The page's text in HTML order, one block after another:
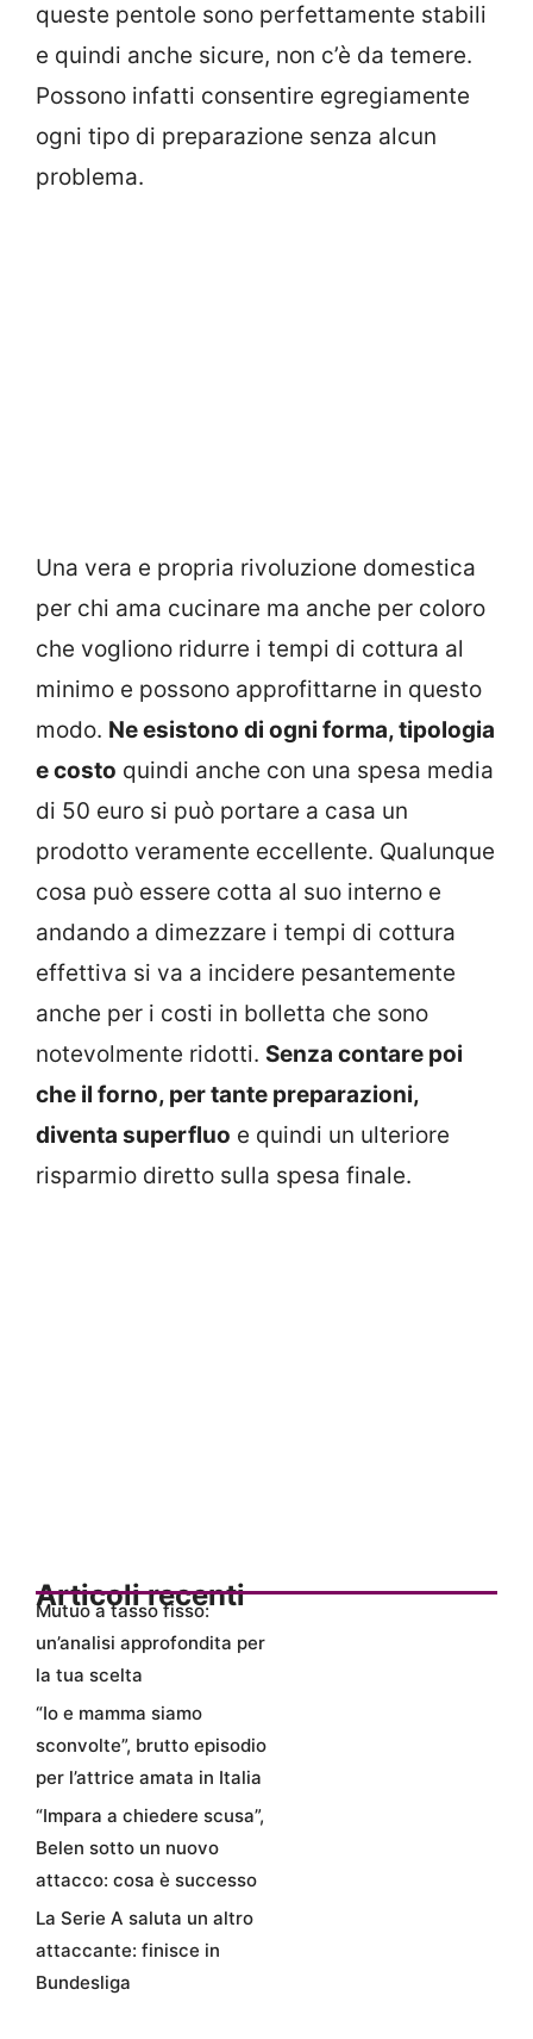
queste pentole sono perfettamente stabili
e quindi anche sicure, non c’è da temere.
Possono infatti consentire egregiamente
ogni tipo di preparazione senza alcun
problema.
Una vera e propria rivoluzione domestica
per chi ama cucinare ma anche per coloro
che vogliono ridurre i tempi di cottura al
minimo e possono approfittarne in questo
modo. Ne esistono di ogni forma, tipologia
e costo quindi anche con una spesa media
di 50 euro si può portare a casa un
prodotto veramente eccellente. Qualunque
cosa può essere cotta al suo interno e
andando a dimezzare i tempi di cottura
effettiva si va a incidere pesantemente
anche per i costi in bolletta che sono
notevolmente ridotti. Senza contare poi
che il forno, per tante preparazioni,
diventa superfluo e quindi un ulteriore
risparmio diretto sulla spesa finale.
Articoli recenti
Mutuo a tasso fisso:
un’analisi approfondita per
la tua scelta
“Io e mamma siamo
sconvolte”, brutto episodio
per l’attrice amata in Italia
“Impara a chiedere scusa”,
Belen sotto un nuovo
attacco: cosa è successo
La Serie A saluta un altro
attaccante: finisce in
Bundesliga